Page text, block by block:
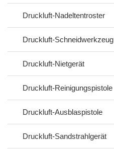
Druckluft-Nadeltentroster
Druckluft-Schneidwerkzeug
Druckluft-Nietgerät
Druckluft-Reinigungspistole
Druckluft-Ausblaspistole
Druckluft-Sandstrahlgerät